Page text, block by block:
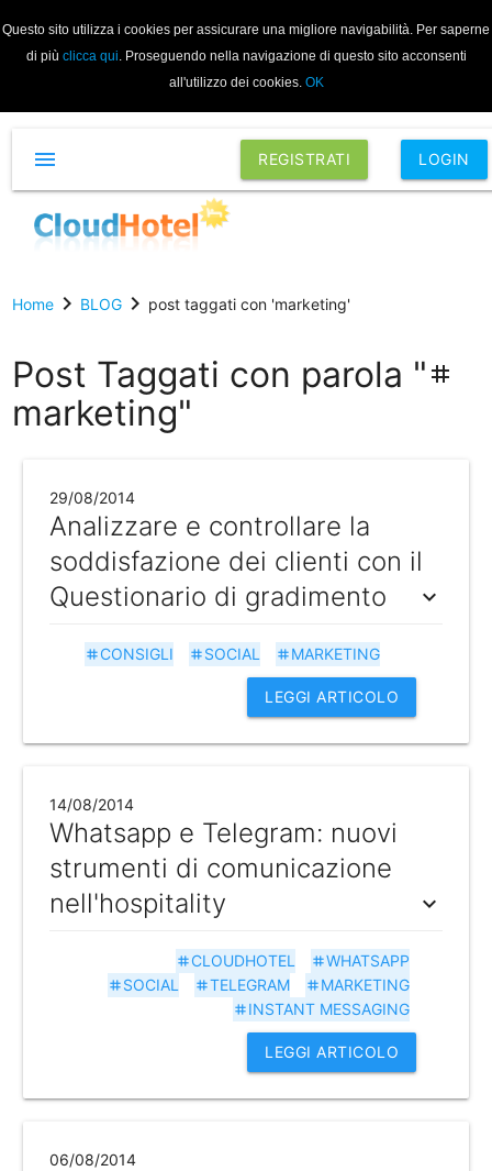
Questo sito utilizza i cookies per assicurare una migliore navigabilità. Per saperne
di più clicca qui. Proseguendo nella navigazione di questo sito acconsenti
all'utilizzo dei cookies. OK
REGISTRATI LOGIN
menu
Homechevron_right BLOGchevron_right post taggati con 'marketing'
Post Taggati con parola " tag
marketing"
29/08/2014
Analizzare e controllare la
soddisfazione dei clienti con il
Questionario di gradimento
expand_more
tag MARKETING
tag SOCIAL
tag CONSIGLI
LEGGI ARTICOLO
14/08/2014
Whatsapp e Telegram: nuovi
strumenti di comunicazione
nell'hospitality
expand_more
tagWHATSAPP
tag CLOUDHOTEL
tag MARKETING
tagTELEGRAM
tag SOCIAL
tag INSTANT MESSAGING
LEGGI ARTICOLO
06/08/2014